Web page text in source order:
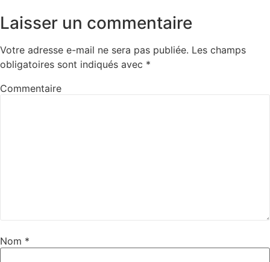
Laisser un commentaire
Votre adresse e-mail ne sera pas publiée. Les champs
obligatoires sont indiqués avec *
Commentaire
Nom *